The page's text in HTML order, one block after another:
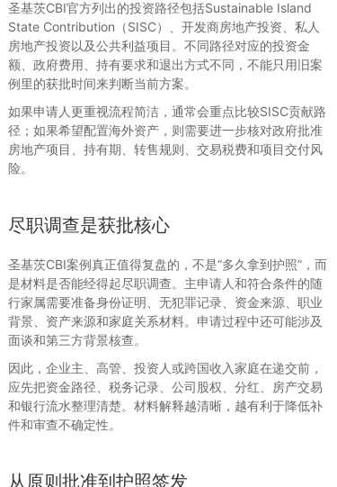
圣基茨CBI官方列出的投资路径包括Sustainable Island
State Contribution（SISC）、开发商房地产投资、私人
房地产投资以及公共利益项目。不同路径对应的投资金
额、政府费用、持有要求和退出方式不同，不能只用旧案
例里的获批时间来判断当前方案。
如果申请人更重视流程简洁，通常会重点比较SISC贡献路
径；如果希望配置海外资产，则需要进一步核对政府批准
房地产项目、持有期、转售规则、交易税费和项目交付风
险。
尽职调查是获批核心
圣基茨CBI案例真正值得复盘的，不是“多久拿到护照”，而
是材料是否能经得起尽职调查。主申请人和符合条件的随
行家属需要准备身份证明、无犯罪记录、资金来源、职业
背景、资产来源和家庭关系材料。申请过程中还可能涉及
面谈和第三方背景核查。
因此，企业主、高管、投资人或跨国收入家庭在递交前，
应先把资金路径、税务记录、公司股权、分红、房产交易
和银行流水整理清楚。材料解释越清晰，越有利于降低补
件和审查不确定性。
从原则批准到护照签发